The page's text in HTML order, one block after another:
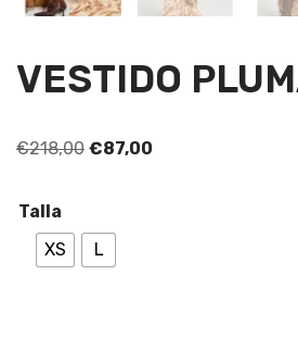
VESTIDO
€218,00 €87,00
Talla
XS
L